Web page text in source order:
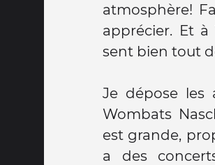
atmosphère!
apprécier. Et à Vienne, c'est assez facile. On se
sent bien tout
Je dépose les
Wombats
est grande,
a des